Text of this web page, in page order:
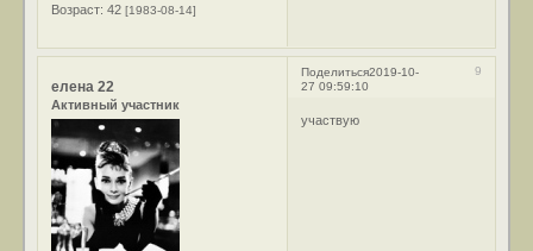
Возраст: 42[1983-08-14]
Поделиться 9
2019-10-
27 09:59:10
елена 22
Активный участник
участвую